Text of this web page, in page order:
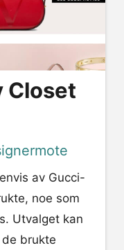
Closet
av Gucci-
noe som
Utvalget kan
brukte